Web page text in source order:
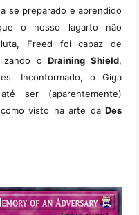
se preparado e aprendido
o nosso lagarto não
Freed foi capaz de
oDraining Shield,
Inconformado, o Giga
ser (aparentemente)
visto na arte da Des